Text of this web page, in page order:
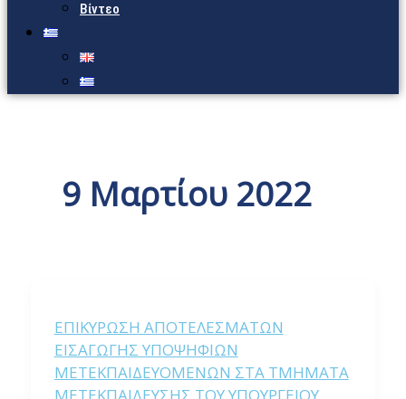
Βίντεο
9 Μαρτίου 2022
ΕΠΙΚΥΡΩΣΗ ΑΠΟΤΕΛΕΣΜΑΤΩΝ
ΕΙΣΑΓΩΓΗΣ ΥΠΟΨΗΦΙΩΝ
ΜΕΤΕΚΠΑΙΔΕΥΟΜΕΝΩΝ ΣΤΑ ΤΜΗΜΑΤΑ
ΜΕΤΕΚΠΑΙΔΕΥΣΗΣ ΤΟΥ ΥΠΟΥΡΓΕΙΟΥ